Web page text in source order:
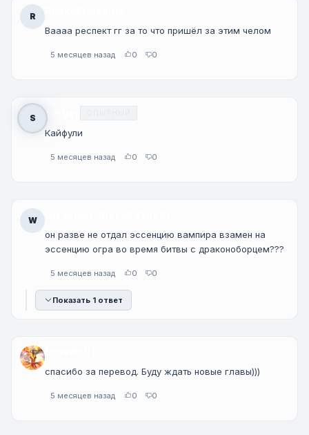
R
Ваааа респект гг за то что пришёл за этим челом
5 месяцев назад 0 0
S Sergey
Кайфули
5 месяцев назад 0 0
W
он разве не отдал эссенцию вампира взамен на
эссенцию огра во время битвы с драконоборцем???
5 месяцев назад 0 0
Показать 1 ответ
спасибо за перевод. Буду ждать новые главы)))
5 месяцев назад 0 0